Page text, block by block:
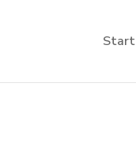
Start